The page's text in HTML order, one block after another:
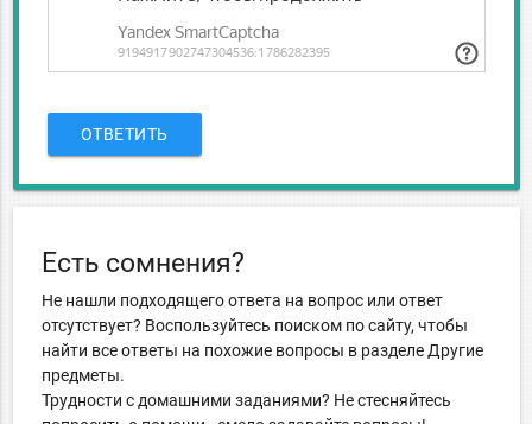
ОТВЕТИТЬ
Есть сомнения?
Не нашли подходящего ответа на вопрос или ответ
отсутствует? Воспользуйтесь поиском по сайту, чтобы
найти все ответы на похожие вопросы в разделе Другие
предметы.
Трудности с домашними заданиями? Не стесняйтесь